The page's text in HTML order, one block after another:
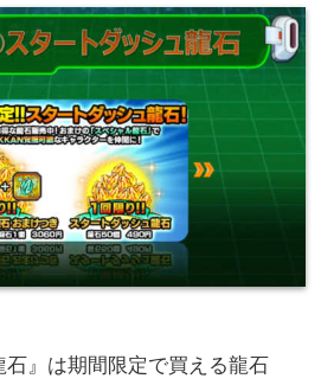
石』は期間限定で買える龍石